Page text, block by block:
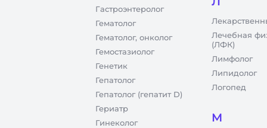
Гастроэнтеролог
Гематолог
Гематолог, онколог
Гемостазиолог
Генетик
Гепатолог
Гепатолог (гепатит D)
Гериатр
Гинеколог
Лечебная
(ЛФК)
Лимфолог
Липидолог
Логопед
М